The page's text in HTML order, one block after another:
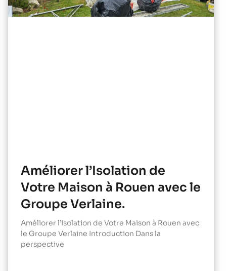
Améliorer l’Isolation de
Votre Maison à Rouen avec le
Groupe Verlaine.
Améliorer l’Isolation de Votre Maison à Rouen avec
le Groupe Verlaine Introduction Dans la
perspective